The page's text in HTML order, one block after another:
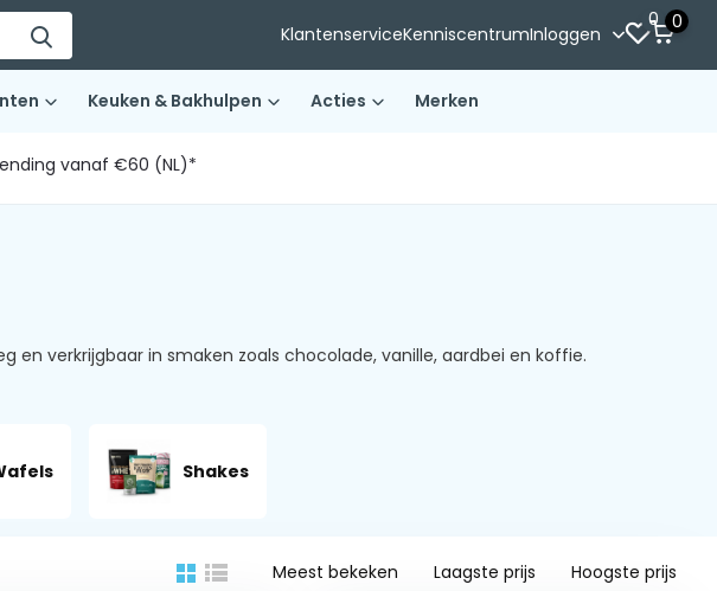
KlantenserviceKenniscentrumInloggen
0 0
Keuken & Bakhulpen Acties Merken
vanaf €60 (NL)*
en verkrijgbaar in smaken zoals chocolade, vanille, aardbei en koffie.
Shakes
Meest bekeken Laagste prijs Hoogste prijs